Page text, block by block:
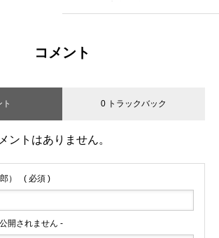
コメント
0 トラックバック
ントはありません。
） ( 必須 )
開されません -